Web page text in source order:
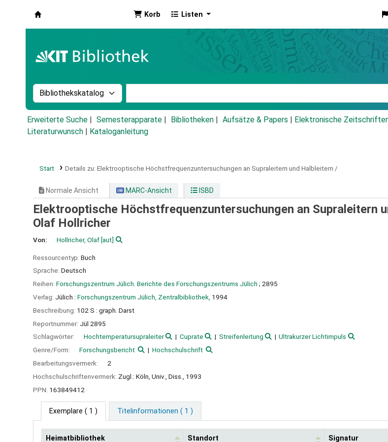
Korb Listen
Suche im Katalog nach:
Erweiterte Suche Semesterapparate Bibliotheken Aufsätze & Papers Elektronische
Literaturwunsch
Kataloganleitung
Start Details zu: Elektrooptische Höchstfrequenzuntersuchungen an Supraleitern und Halbleitern /
Normale Ansicht MARC-Ansicht ISBD
Elektrooptische Höchstfrequenzuntersuchungen an Supraleitern
Olaf Hollricher
Von: Hollricher, Olaf[aut]
Ressourcentyp: Buch
Sprache: Deutsch
Reihen: Forschungszentrum Jülich. Berichte des Forschungszentrums Jülich ; 2895
Verlag: Jülich : Forschungszentrum Jülich, Zentralbibliothek, 1994
Beschreibung: 102 S : graph. Darst
Reportnummer: Jül 2895
Schlagwörter:
Hochtemperatursupraleiter Cuprate Streifenleitung
Ultrakurzer Lichtimpuls
Genre/Form:
Forschungsbericht
Hochschulschrift
Bearbeitungsvermerk:
2
Hochschulschriftenvermerk: Zugl.: Köln, Univ., Diss., 1993
PPN: 163849412
Exemplare ( 1 ) Titelinformationen ( 1 )
Heimatbibliothek Standort Signatur